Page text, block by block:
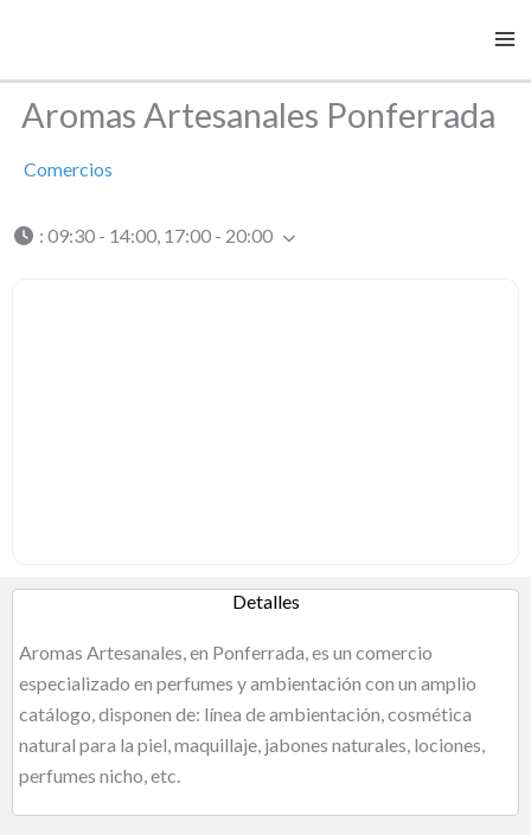
contenido
Aromas Artesanales Ponferrada
Comercios
: 09:30 - 14:00, 17:00 - 20:00
Detalles
Aromas Artesanales, en Ponferrada, es un comercio
especializado en perfumes y ambientación con un amplio
catálogo, disponen de: línea de ambientación, cosmética
natural para la piel, maquillaje, jabones naturales, lociones,
perfumes nicho, etc.